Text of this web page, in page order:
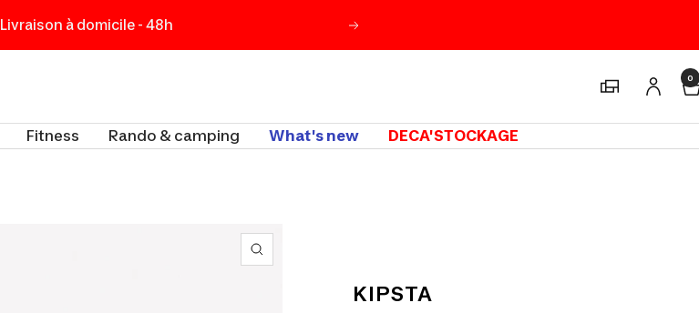
Livraison à domicile - 48h Suivant
Magasins 0
Fitness Rando & camping What's new DECA'STOCKAGE
Zoom
KIPSTA